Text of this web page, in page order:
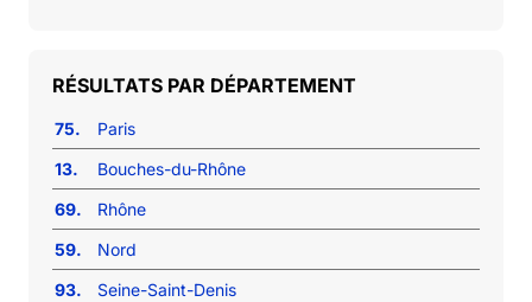
RÉSULTATS PAR DÉPARTEMENT
75.
Paris
13.
Bouches-du-Rhône
69.
Rhône
59.
Nord
93.
Seine-Saint-Denis